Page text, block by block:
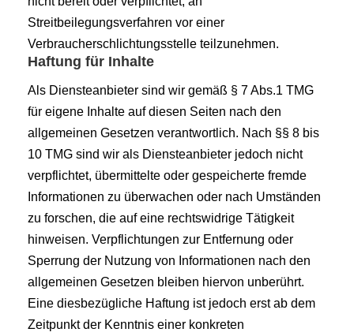
Streitbeilegungsverfahren vor einer
Verbraucherschlichtungsstelle teilzunehmen.
Haftung für Inhalte
Als Diensteanbieter sind wir gemäß § 7 Abs.1 TMG
für eigene Inhalte auf diesen Seiten nach den
allgemeinen Gesetzen verantwortlich. Nach §§ 8 bis
10 TMG sind wir als Diensteanbieter jedoch nicht
verpflichtet, übermittelte oder gespeicherte fremde
Informationen zu überwachen oder nach Umständen
zu forschen, die auf eine rechtswidrige Tätigkeit
hinweisen. Verpflichtungen zur Entfernung oder
Sperrung der Nutzung von Informationen nach den
allgemeinen Gesetzen bleiben hiervon unberührt.
Eine diesbezügliche Haftung ist jedoch erst ab dem
Zeitpunkt der Kenntnis einer konkreten